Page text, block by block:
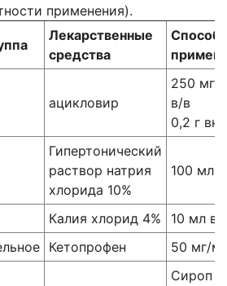
применения).
Лекарственные
средства
Способ
ацикловир
250 мг/
в/в
0,2 г
Гипертонический
раствор натрия
хлорида 10%
100 мл
Калия хлорид 4%
10 мл в/
Кетопрофен 50 мг/
Сироп